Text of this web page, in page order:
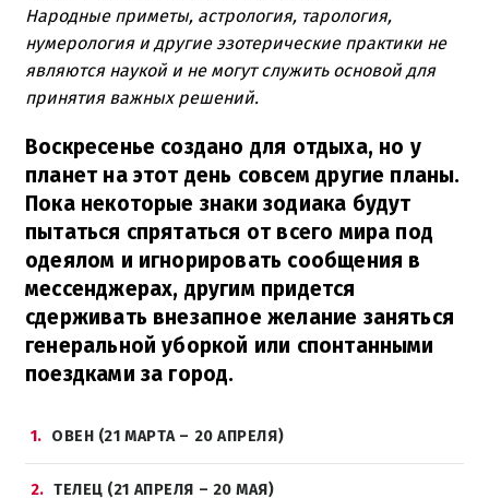
Народные приметы, астрология, тарология,
нумерология и другие эзотерические практики не
являются наукой и не могут служить основой для
принятия важных решений.
Воскресенье создано для отдыха, но у
планет на этот день совсем другие планы.
Пока некоторые знаки зодиака будут
пытаться спрятаться от всего мира под
одеялом и игнорировать сообщения в
мессенджерах, другим придется
сдерживать внезапное желание заняться
генеральной уборкой или спонтанными
поездками за город.
1 ОВЕН (21 МАРТА – 20 АПРЕЛЯ)
2 ТЕЛЕЦ (21 АПРЕЛЯ – 20 МАЯ)